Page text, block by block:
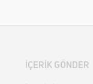
İÇERIK GÖNDER